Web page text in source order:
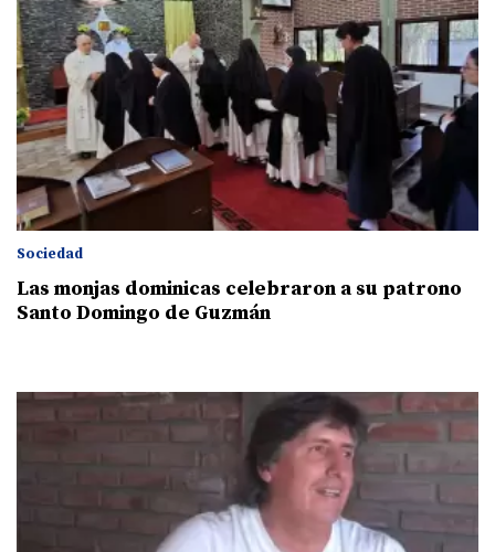
Sociedad
Las monjas dominicas celebraron a su patrono
Santo Domingo de Guzmán